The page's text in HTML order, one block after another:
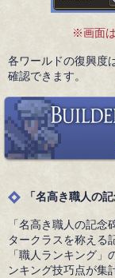
※画面
各ワールドの復興度
確認できます。
「名高き職人の
「名高き職人の記
タークラスを称える
「職人ランキング
ンキング技巧点が集